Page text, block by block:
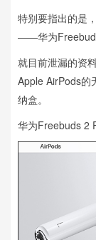
特别要指出的是
——华为
就目前泄漏的资
Apple AirPods的
纳盒。
华为Freebuds 2